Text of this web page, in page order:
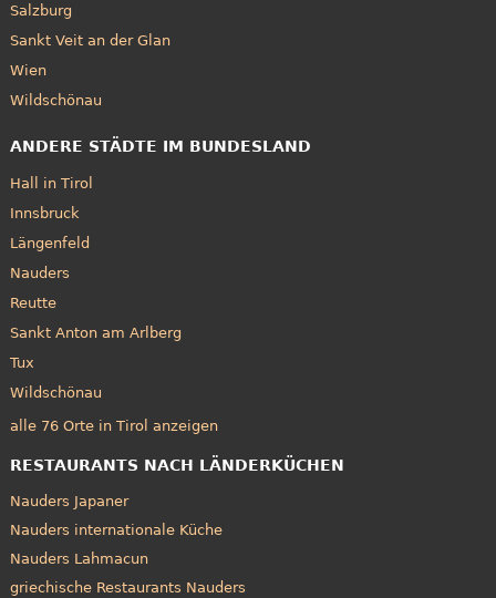
Salzburg
Sankt Veit an der Glan
Wien
Wildschönau
ANDERE STÄDTE IM BUNDESLAND
Hall in Tirol
Innsbruck
Längenfeld
Nauders
Reutte
Sankt Anton am Arlberg
Tux
Wildschönau
alle 76 Orte in Tirol anzeigen
RESTAURANTS NACH LÄNDERKÜCHEN
Nauders Japaner
Nauders internationale Küche
Nauders Lahmacun
griechische Restaurants Nauders